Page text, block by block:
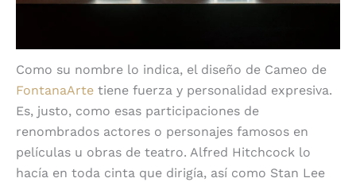
Como su nombre lo indica, el diseño de Cameo de
FontanaArte tiene fuerza y personalidad expresiva.
Es, justo, como esas participaciones de
renombrados actores o personajes famosos en
películas u obras de teatro. Alfred Hitchcock lo
hacía en toda cinta que dirigía, así como Stan Lee